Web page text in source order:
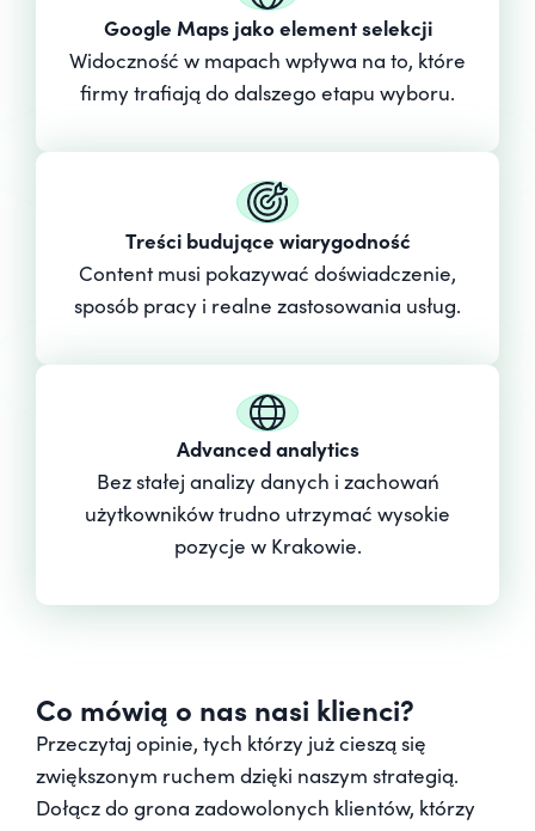
Google Maps jako element selekcji
Widoczność w mapach wpływa na to, które
firmy trafiają do dalszego etapu wyboru.
Treści budujące wiarygodność
Content musi pokazywać doświadczenie,
sposób pracy i realne zastosowania usług.
Advanced analytics
Bez stałej analizy danych i zachowań
użytkowników trudno utrzymać wysokie
pozycje w Krakowie.
Co mówią o nas nasi klienci?
Przeczytaj opinie, tych którzy już cieszą się
zwiększonym ruchem dzięki naszym strategią.
Dołącz do grona zadowolonych klientów, którzy